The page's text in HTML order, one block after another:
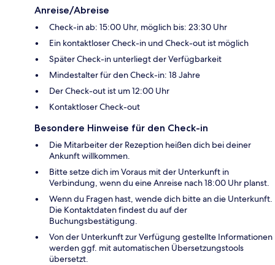
Anreise/Abreise
Check-in ab: 15:00 Uhr, möglich bis: 23:30 Uhr
Ein kontaktloser Check-in und Check-out ist möglich
Später Check-in unterliegt der Verfügbarkeit
Mindestalter für den Check-in: 18 Jahre
Der Check-out ist um 12:00 Uhr
Kontaktloser Check-out
Besondere Hinweise für den Check-in
Die Mitarbeiter der Rezeption heißen dich bei deiner
Ankunft willkommen.
Bitte setze dich im Voraus mit der Unterkunft in
Verbindung, wenn du eine Anreise nach 18:00 Uhr planst.
Wenn du Fragen hast, wende dich bitte an die Unterkunft.
Die Kontaktdaten findest du auf der
Buchungsbestätigung.
Von der Unterkunft zur Verfügung gestellte Informationen
werden ggf. mit automatischen Übersetzungstools
übersetzt.